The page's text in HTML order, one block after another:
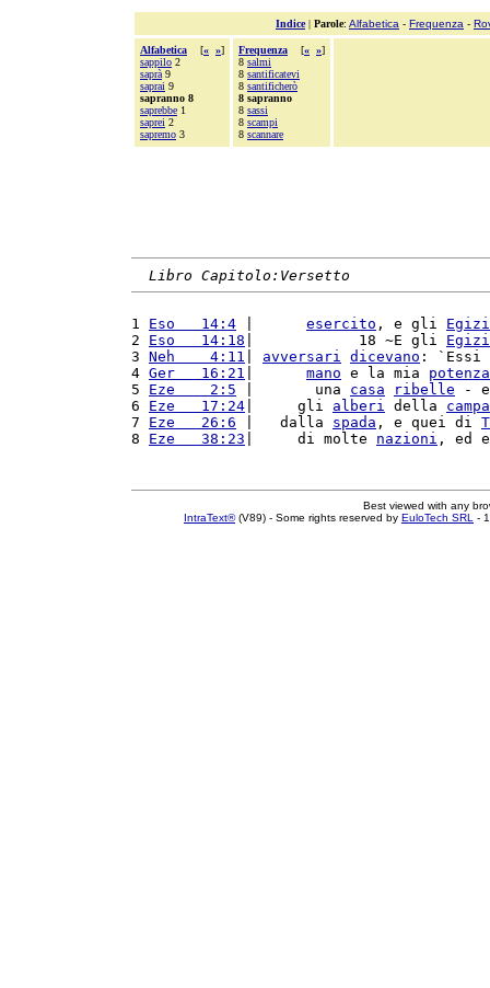
Indice| Parole: Alfabetica - Frequenza -
Alfabetica [« »]
sappilo 2
saprà 9
saprai 9
sapranno 8
saprebbe 1
saprei 2
sapremo 3
Frequenza [« »]
8 salmi
8 santificatevi
8 santificherò
8 sapranno
8 sassi
8 scampi
8 scannare
Libro Capitolo:Versetto
1 Eso   14:4 esercito , e gli
2 Eso   14:18 |            18 ~E gli
3 Neh    4:11 avversari dicevano : `Essi
4 Ger   16:21 mano e la mia potenza
5 Eze    2:5 |       una casa ribelle -
6 Eze   17:24 |     gli alberi della
7 Eze   26:6 |   dalla spada , e quei di
8 Eze   38:23 |     di molte nazioni , ed
Best viewed with any
IntraText®(V89) - Some rights reserved by EuloTech SRL -